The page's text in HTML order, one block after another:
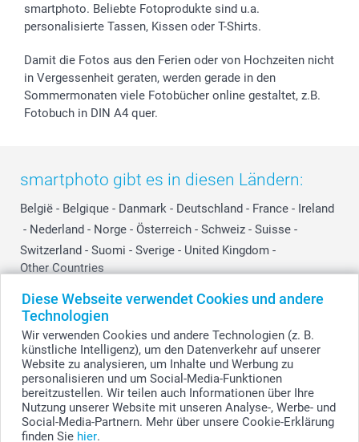
Diese Webseite verwendet Cookies und andere
Technologien
Wir verwenden Cookies und andere Technologien (z. B.
künstliche Intelligenz), um den Datenverkehr auf unserer
Website zu analysieren, um Inhalte und Werbung zu
personalisieren und um Social-Media-Funktionen
bereitzustellen. Wir teilen auch Informationen über Ihre
Nutzung unserer Website mit unseren Analyse-, Werbe- und
Social-Media-Partnern. Mehr über unsere Cookie-Erklärung
finden Sie hier.
smartgarantie
smartbonus
smartphoto. Beliebte Fotoprodukte sind u.a.
personalisierte Tassen, Kissen oder T-Shirts.
Damit die Fotos aus den Ferien oder von Hochzeiten nicht
in Vergessenheit geraten, werden gerade in den
Sommermonaten viele Fotobücher online gestaltet, z.B.
Fotobuch in DIN A4 quer.
smartphoto gibt es in diesen Ländern:
België - Belgique - Danmark - Deutschland - France - Ireland
- Nederland - Norge - Österreich - Schweiz - Suisse -
Switzerland - Suomi - Sverige - United Kingdom -
Other Countries
© smartphoto Group. Alle Rechte vorbehalten.
Alle Preise verstehen sich in Schweizer Franken (CHF) inkl. MwSt. und zzgl.
Versandkosten.